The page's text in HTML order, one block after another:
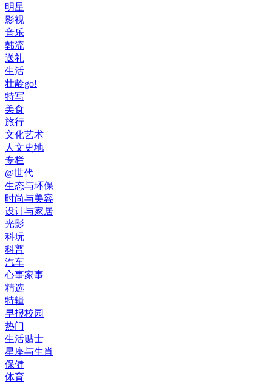
明星
影视
音乐
韩流
送礼
生活
壮龄go!
特写
美食
旅行
文化艺术
人文史地
专栏
@世代
生态与环保
时尚与美容
设计与家居
光影
科玩
科普
汽车
心事家事
精选
特辑
早报校园
热门
生活贴士
星座与生肖
保健
体育